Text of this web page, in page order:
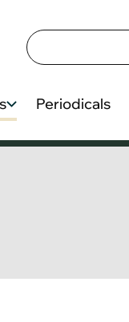
Periodicals